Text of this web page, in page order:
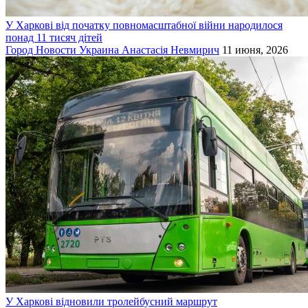
У Харкові від початку повномасштабної війни народилося
понад 11 тисяч дітей
Город Новости Украина Анастасія Невмирич 11 июня, 2026
У Харкові відновили тролейбусний маршрут